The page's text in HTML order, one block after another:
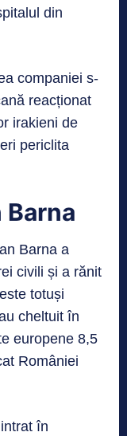
din
companiei s-
reacționat
irakieni de
periclita
Barna
Barna a
civili și a rănit
totuși
cheltuit în
europene 8,5
României
în